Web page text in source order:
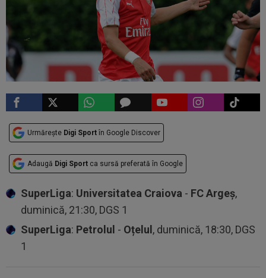
Urmărește Digi Sport în Google Discover
Adaugă Digi Sport ca sursă preferată în Google
SuperLiga: Universitatea Craiova - FC Argeș,
duminică, 21:30, DGS 1
SuperLiga: Petrolul - Oțelul, duminică, 18:30, DGS
1